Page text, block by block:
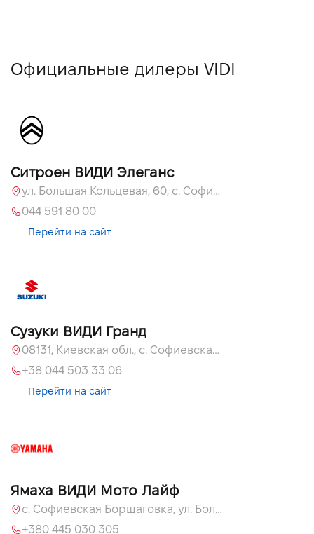
Официальные дилеры VIDI
Ситроен ВИДИ Элеганс
ул. Большая Кольцевая, 60, с. Софиевская Борщаговка, Киевская обл., 08131
044 591 80 00
Перейти на сайт
Сузуки ВИДИ Гранд
08131, Киевская обл., с. Софиевская Борщаговка, ул. Большая Кольцевая, 60
+38 044 503 33 06
Перейти на сайт
Ямаха ВИДИ Мото Лайф
с. Софиевская Борщаговка, ул. Большая Кольцевая, 58
+380 445 030 305